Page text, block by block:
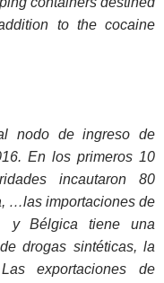
to the cocaine
nodo de ingreso de
En los primeros 10
incautaron 80
…las importaciones de
y Bélgica tiene una
drogas sintéticas, la
exportaciones de